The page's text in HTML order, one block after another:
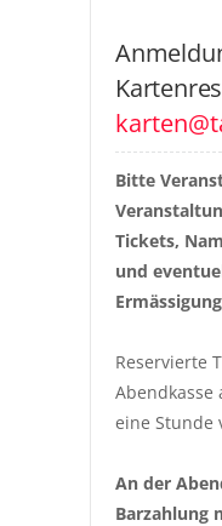
Bitte
Tickets,
und
Reservierte
Abendkasse
eine Stunde
An der
Barzahlung